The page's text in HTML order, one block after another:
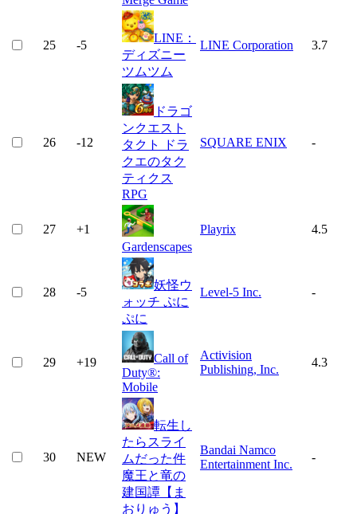
25 -5
LINE：
ディズニー
ツムツム
LINE Corporation 3.7
26 -12
ドラゴ
ンクエスト
タクト ドラ
クエのタク
ティクス
RPG
SQUARE ENIX -
27 +1
Gardenscapes
Playrix 4.5
28 -5
妖怪ウ
ォッチ ぷに
ぷに
Level-5 Inc. -
29 +19
Call of
Duty®:
Mobile
Activision
Publishing, Inc.
4.3
30 NEW
転生し
たらスライ
ムだった件
魔王と竜の
建国譚【ま
おりゅう】
Bandai Namco
Entertainment Inc.
-